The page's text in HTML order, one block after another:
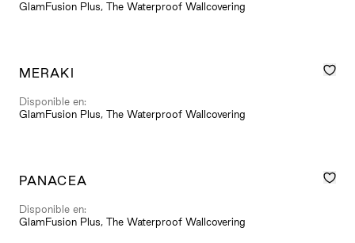
GlamFusion Plus, The Waterproof Wallcovering
MERAKI
Disponible en:
GlamFusion Plus, The Waterproof Wallcovering
PANACEA
Disponible en:
GlamFusion Plus, The Waterproof Wallcovering